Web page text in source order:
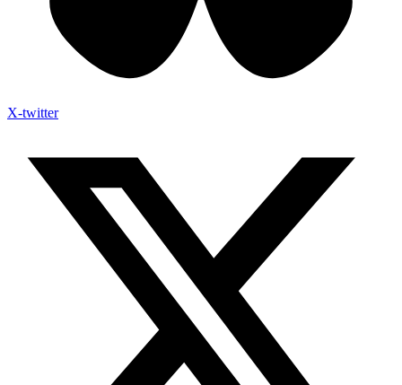
X-twitter